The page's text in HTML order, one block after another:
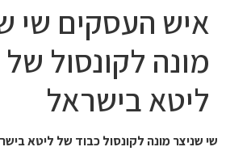
העסקים שי
לקונסול של
בישראל
מונה לקונסול כבודשל ליטא